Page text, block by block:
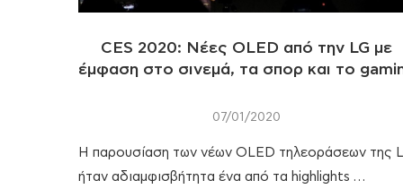
CES 2020: Νέες OLED από την LG με
έμφαση στο σινεμά, τα σπορ και το
07/01/2020
Η παρουσίαση των νέων OLED τηλεοράσεων της
ήταν αδιαμφισβήτητα ένα από τα highlights …